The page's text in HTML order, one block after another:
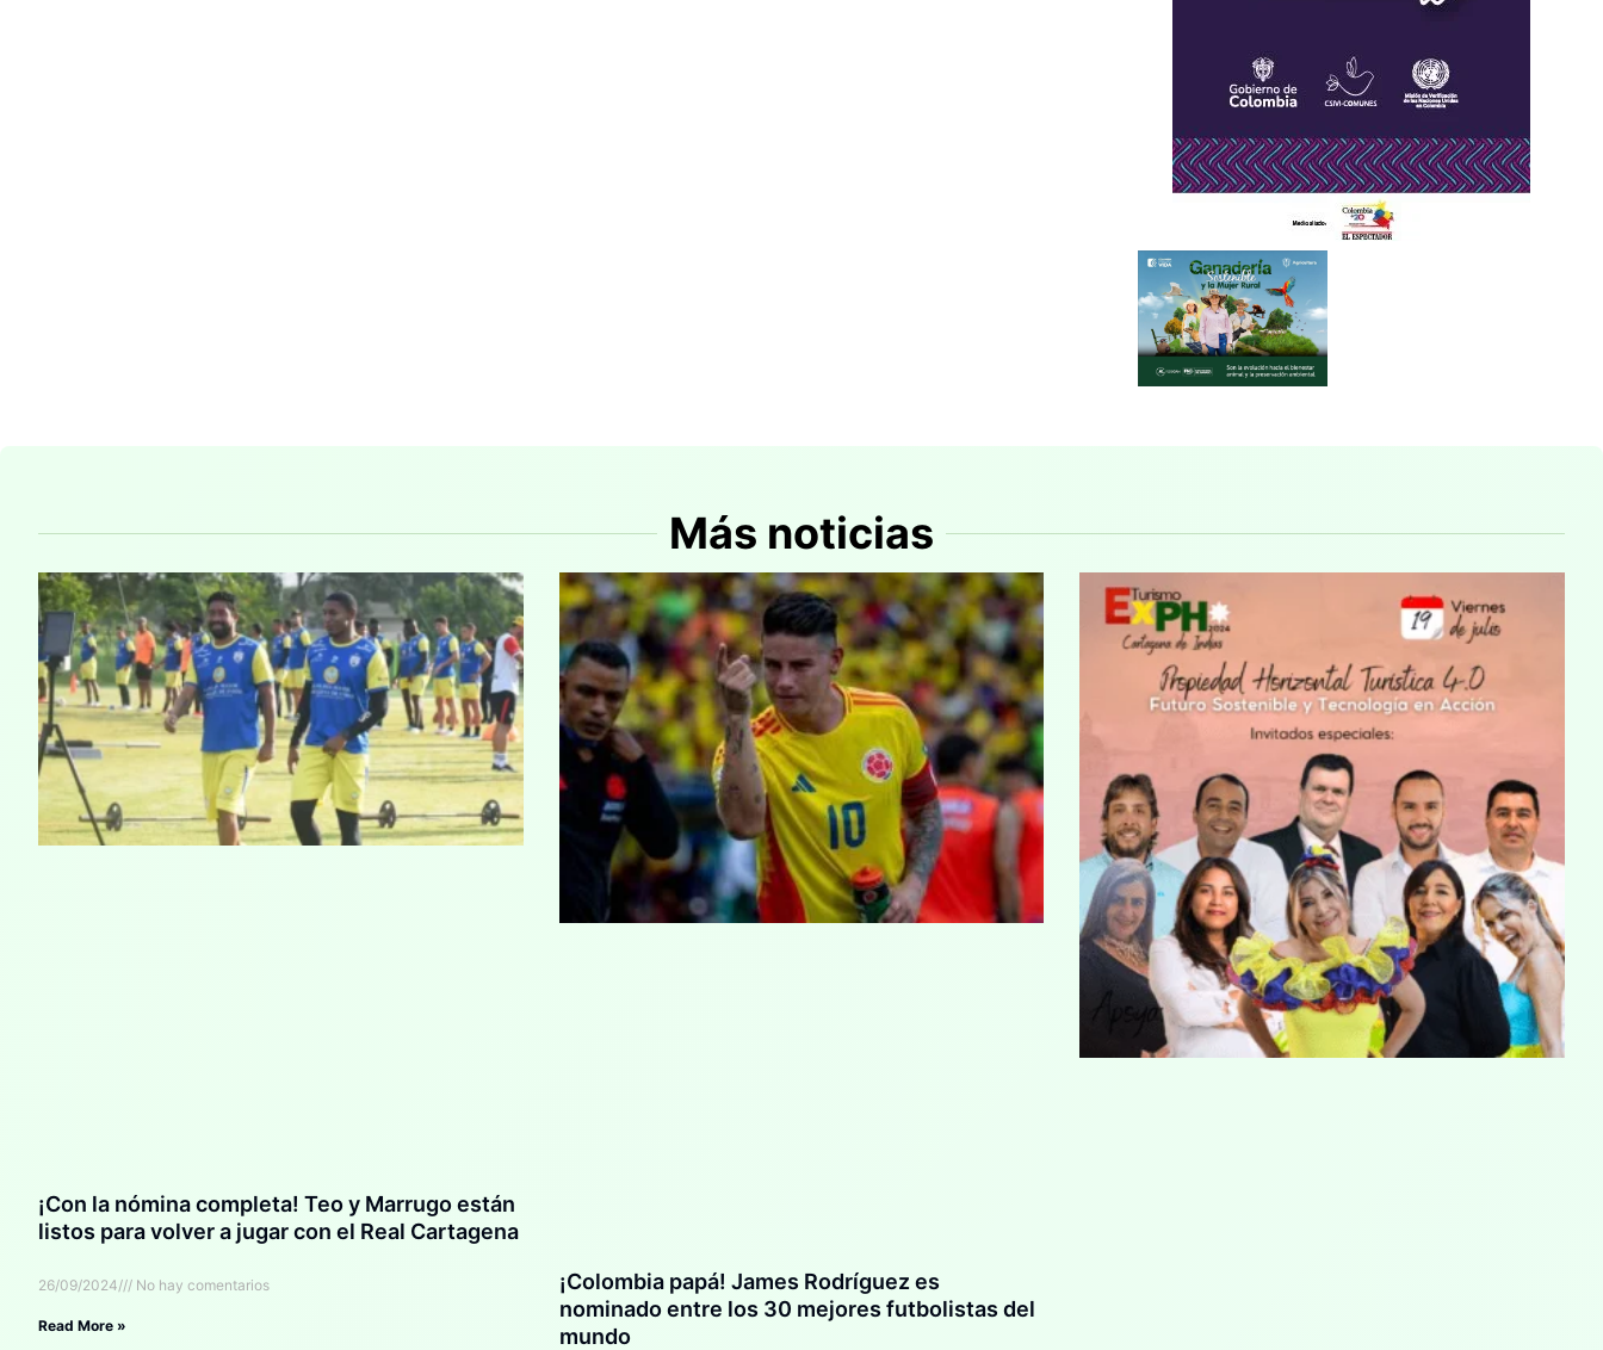
Más noticias
¡Con la nómina completa! Teo y Marrugo están
listos para volver a jugar con el Real Cartagena
26/09/2024 No hay comentarios
Read More »
¡Colombia papá! James Rodríguez es
nominado entre los 30 mejores futbolistas del
mundo